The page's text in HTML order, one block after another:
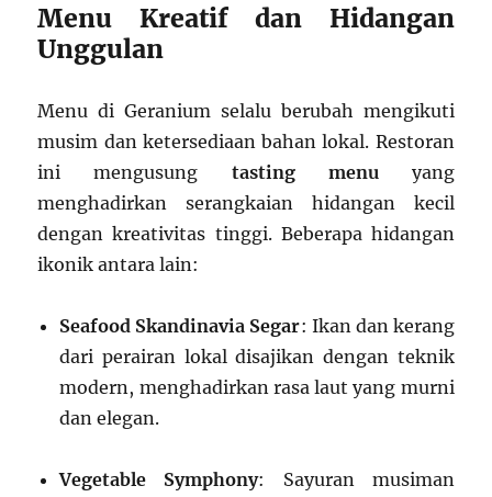
Menu Kreatif dan Hidangan
Unggulan
Menu di Geranium selalu berubah mengikuti
musim dan ketersediaan bahan lokal. Restoran
ini mengusung tasting menu yang
menghadirkan serangkaian hidangan kecil
dengan kreativitas tinggi. Beberapa hidangan
ikonik antara lain:
Seafood Skandinavia Segar: Ikan dan kerang
dari perairan lokal disajikan dengan teknik
modern, menghadirkan rasa laut yang murni
dan elegan.
Vegetable Symphony: Sayuran musiman